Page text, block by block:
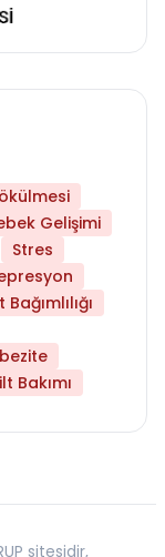
Gelişimi
Stres
Bakımı
sitesidir,